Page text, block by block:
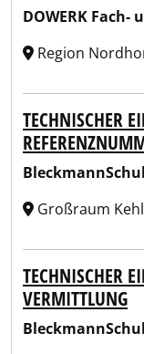
DOWERK
Region
TECHNISCHER
Großraum Kehl
TECHNISCHER
VERMITTLUNG